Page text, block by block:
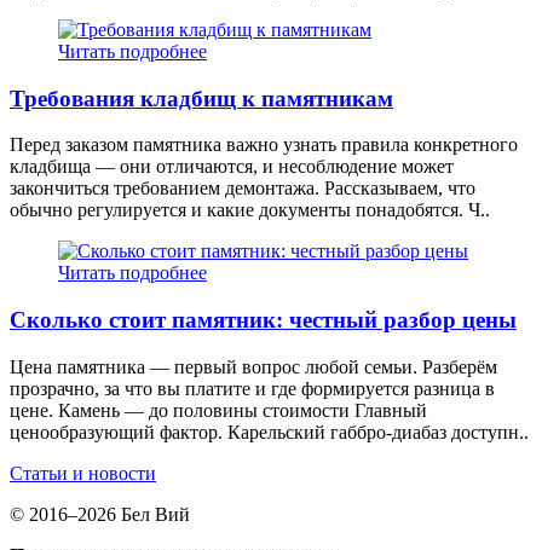
Читать подробнее
Требования кладбищ к памятникам
Перед заказом памятника важно узнать правила конкретного
кладбища — они отличаются, и несоблюдение может
закончиться требованием демонтажа. Рассказываем, что
обычно регулируется и какие документы понадобятся. Ч..
Читать подробнее
Сколько стоит памятник: честный разбор цены
Цена памятника — первый вопрос любой семьи. Разберём
прозрачно, за что вы платите и где формируется разница в
цене. Камень — до половины стоимости Главный
ценообразующий фактор. Карельский габбро-диабаз доступн..
Статьи и новости
© 2016–2026 Бел Вий